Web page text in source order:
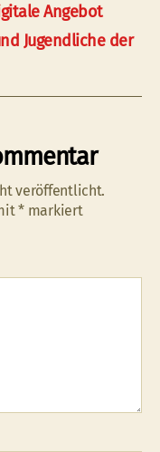
Angebot
Jugendliche der
veröffentlicht.
* markiert